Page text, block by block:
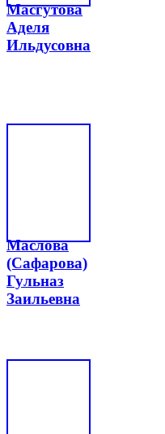
Масгутова
Аделя
Ильдусовна
Маслова
(Сафарова)
Гульназ
Заильевна